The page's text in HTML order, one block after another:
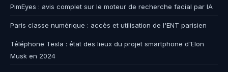
PimEyes : avis complet sur le moteur de recherche facial par IA
Paris classe numérique : accès et utilisation de l'ENT parisien
Téléphone Tesla : état des lieux du projet smartphone d'Elon
Musk en 2024